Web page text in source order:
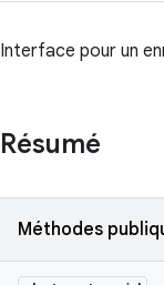
Interface pour un
Résumé
Méthodes